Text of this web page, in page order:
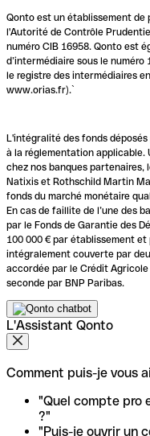
Qonto est un établissement de
l'Autorité de Contrôle
numéro CIB 16958. Qonto est
d’intermédiaire sous le numéro
le registre des intermédiaires
www.orias.fr).`
L'intégralité des fonds
à la réglementation
chez nos banques
Natixis et Rothschild Martin
fonds du marché monétaire
En cas de faillite de l’une des
par le Fonds de Garantie des
100 000 € par établissement
intégralement couverte par
accordée par le Crédit
seconde par BNP Paribas.
L'Assistant Qonto
Comment puis-je vous
"Quel compte pro
?"
"Puis-je ouvrir un